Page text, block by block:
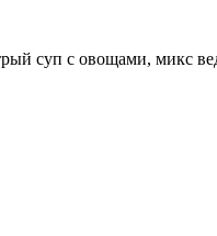
суп с овощами, микс